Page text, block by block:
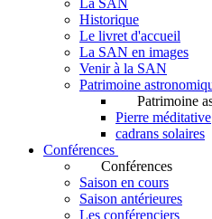
La SAN
Historique
Le livret d'accueil
La SAN en images
Venir à la SAN
Patrimoine
Patrimoine
Pierre méditative
cadrans solaires
Conférences
Conférences
Saison en cours
Saison antérieures
Les conférenciers